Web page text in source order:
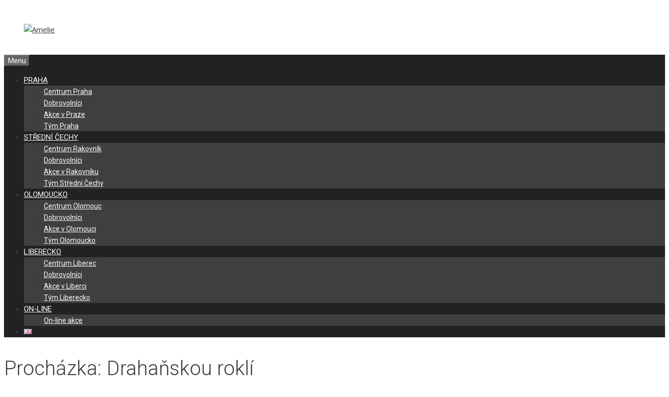
obsah
obsah
Menu
PRAHA
Centrum Praha
Dobrovolníci
Akce v Praze
Tým Praha
STŘEDNÍ ČECHY
Centrum Rakovník
Dobrovolníci
Akce v Rakovníku
Tým Střední Čechy
OLOMOUCKO
Centrum Olomouc
Dobrovolníci
Akce v Olomouci
Tým Olomoucko
LIBERECKO
Centrum Liberec
Dobrovolníci
Akce v Liberci
Tým Liberecko
ON-LINE
On-line akce
Procházka: Drahaňskou roklí